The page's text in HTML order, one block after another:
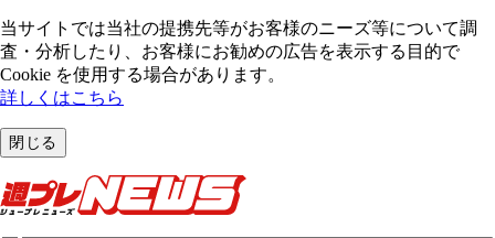
当サイトでは当社の提携先等がお客様のニーズ等について調
査・分析したり、お客様にお勧めの広告を表⽰する⽬的で
Cookie を使⽤する場合があります。
詳しくはこちら
閉じる